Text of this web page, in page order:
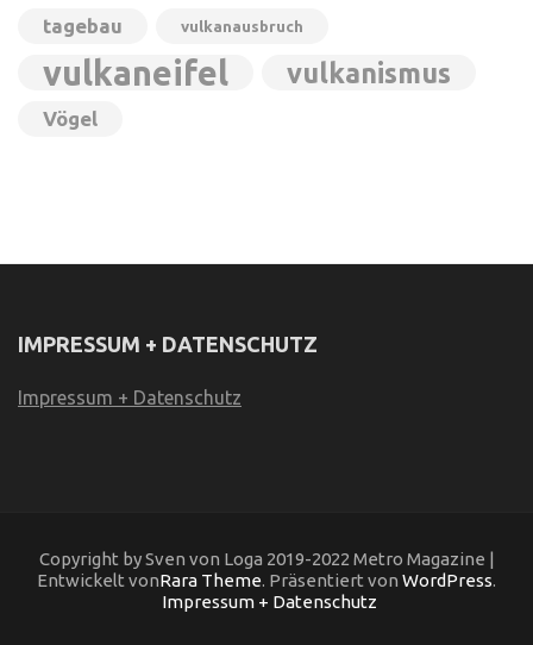
tagebau vulkanausbruch
vulkaneifel vulkanismus
Vögel
IMPRESSUM + DATENSCHUTZ
Impressum + Datenschutz
Copyright by Sven von Loga 2019-2022 Metro Magazine |
Entwickelt vonRara Theme. Präsentiert von WordPress.
Impressum + Datenschutz